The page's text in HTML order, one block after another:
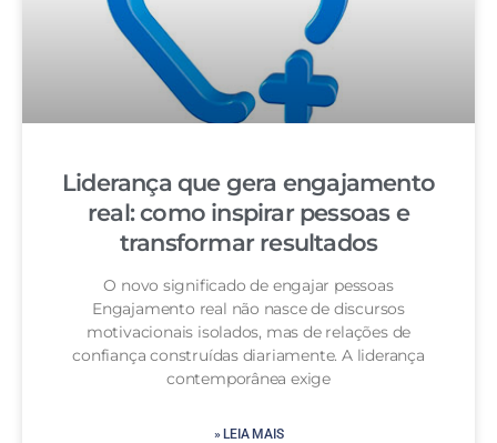
Liderança que gera engajamento
real: como inspirar pessoas e
transformar resultados
O novo significado de engajar pessoas
Engajamento real não nasce de discursos
motivacionais isolados, mas de relações de
confiança construídas diariamente. A liderança
contemporânea exige
» LEIA MAIS